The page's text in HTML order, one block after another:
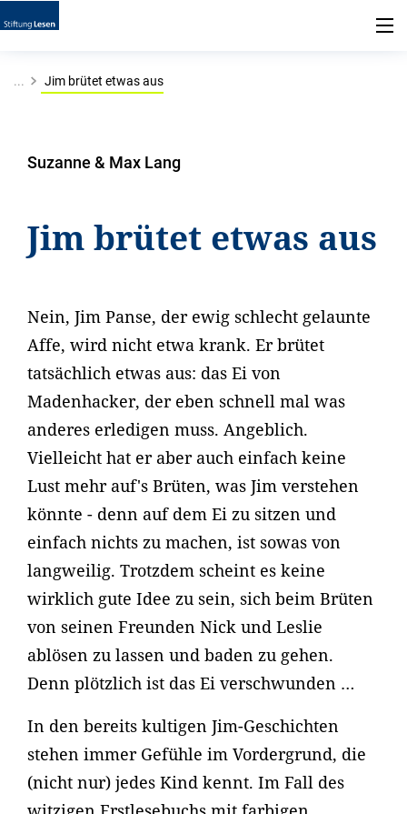
... Jim brütet etwas aus
Suzanne & Max Lang
Jim brütet etwas aus
Nein, Jim Panse, der ewig schlecht gelaunte
Affe, wird nicht etwa krank. Er brütet
tatsächlich etwas aus: das Ei von
Madenhacker, der eben schnell mal was
anderes erledigen muss. Angeblich.
Vielleicht hat er aber auch einfach keine
Lust mehr auf's Brüten, was Jim verstehen
könnte - denn auf dem Ei zu sitzen und
einfach nichts zu machen, ist sowas von
langweilig. Trotzdem scheint es keine
wirklich gute Idee zu sein, sich beim Brüten
von seinen Freunden Nick und Leslie
ablösen zu lassen und baden zu gehen.
Denn plötzlich ist das Ei verschwunden …
In den bereits kultigen Jim-Geschichten
stehen immer Gefühle im Vordergrund, die
(nicht nur) jedes Kind kennt. Im Fall des